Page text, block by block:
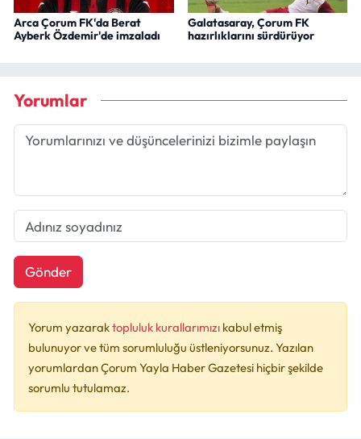
Arca Çorum FK'da Berat
Ayberk Özdemir'de imzaladı
Galatasaray, Çorum FK
hazırlıklarını sürdürüyor
Yorumlar
Gönder
Yorum yazaraktopluluk kurallarımızı kabul etmiş
bulunuyor ve tüm sorumluluğu üstleniyorsunuz. Yazılan
yorumlardan Çorum Yayla Haber Gazetesi hiçbir şekilde
sorumlu tutulamaz.